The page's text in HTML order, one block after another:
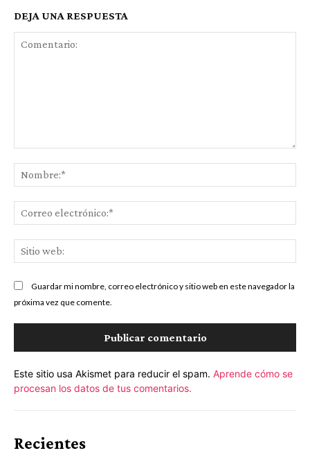
DEJA UNA RESPUESTA
Guardar mi nombre, correo electrónico y sitio web en este navegador la
próxima vez que comente.
Este sitio usa Akismet para reducir el spam. Aprende cómo se
procesan los datos de tus comentarios.
Recientes